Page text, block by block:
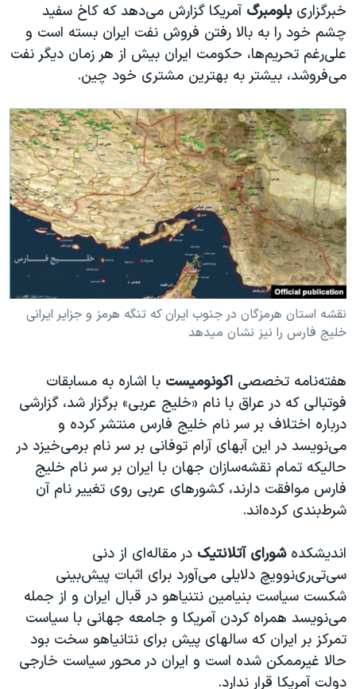
خبرگزاری بلومبرگ آمریکا گزارش می‌دهد که کاخ سفید
چشم خود را به بالا رفتن فروش نفت ایران بسته است و
علی‌رغم تحریم‌ها، حکومت ایران بیش از هر زمان دیگر نفت
می‌فروشد، بیشتر به بهترین مشتری‌ خود چین.
نقشه استان هرمزگان در جنوب ایران که تنگه هرمز و جزایر ایرانی
خلیج فارس را نیز نشان میدهد
هفته‌نامه تخصصی اکونومیست با اشاره به مسابقات
فوتبالی که در عراق با نام «خلیج عربی» برگزار شد، گزارشی
درباره اختلاف بر سر نام خلیج فارس منتشر کرده و
می‌نویسد در این آبهای آرام توفانی بر سر نام برمی‌خیزد در
حالیکه تمام نقشه‌سازان جهان با ایران بر سر نام خلیج
فارس موافقت دارند، کشورهای عربی روی تغییر نام آن
شرط‌بندی کرده‌‌اند.
اندیشکدهشورای آتلانتیک در مقاله‌ای از دنی
سی‌تی‌ری‌نوویچ دلایلی می‌آورد برای اثبات پیش‌بینی
شکست سیاست بنیامین نتنیاهو در قبال ایران و از جمله
می‌نویسد همراه کردن آمریکا و جامعه جهانی با سیاست
تمرکز بر ایران که سالهای پیش برای نتانیاهو سخت بود
حالا غیرممکن شده است و ایران در محور سیاست خارجی
دولت آمریکا قرار ندارد.